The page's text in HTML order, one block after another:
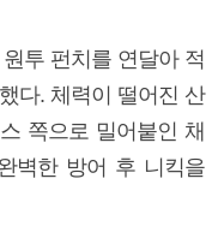
투 펀치를 연달아 적
다. 체력이 떨어진 산
쪽으로 밀어붙인 채
벽한 방어 후 니킥을